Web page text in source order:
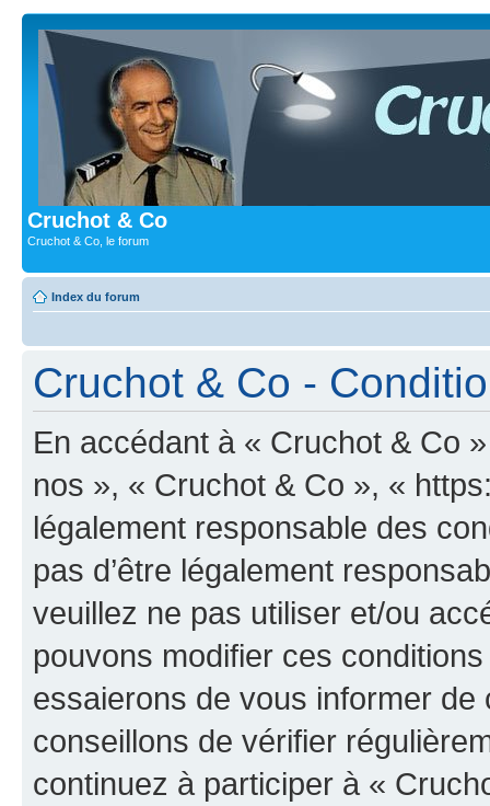
Cruchot & Co
Cruchot & Co, le forum
Index du forum
Cruchot & Co -
En accédant à « Cruchot & Co
nos », « Cruchot & Co », «
légalement responsable des
pas d’être légalement
veuillez ne pas utiliser et/ou
pouvons modifier ces
essaierons de vous informer
conseillons de vérifier
continuez à participer à «